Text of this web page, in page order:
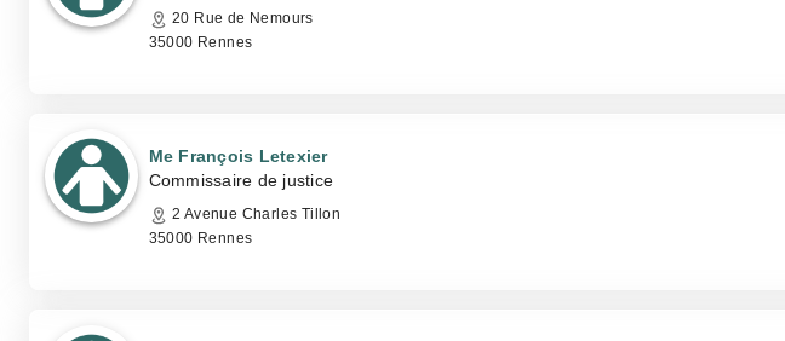
20 Rue de Nemours
35000 Rennes
Me François Letexier
Commissaire de justice
2 Avenue Charles Tillon
35000 Rennes